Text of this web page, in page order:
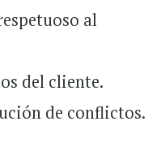
al
del cliente.
de conflictos.